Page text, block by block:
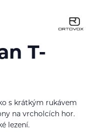
T-
s krátkým rukávem
na vrcholcích hor.
lezení.